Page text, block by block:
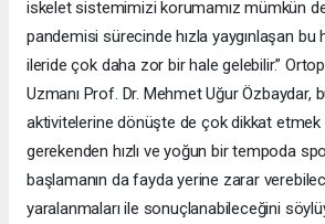
iskelet sistemimizi korumamız mümkün
pandemisi sürecinde hızla yaygınlaşan bu
ileride çok daha zor bir hale gelebilir.”
Uzmanı Prof. Dr. Mehmet Uğur Özbaydar,
aktivitelerine dönüşte de çok dikkat etmek
gerekenden hızlı ve yoğun bir tempoda
başlamanın da fayda yerine zarar
yaralanmaları ile sonuçlanabileceğini